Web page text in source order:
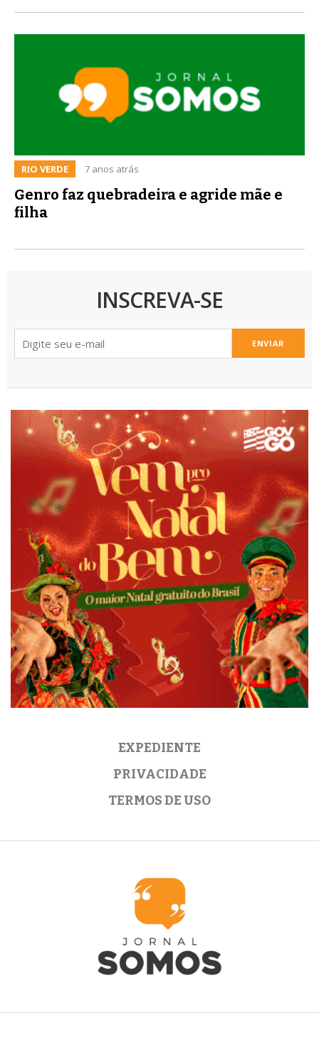
RIO VERDE 7 anos atrás
Genro faz quebradeira e agride mãe e
filha
INSCREVA-SE
ENVIAR
EXPEDIENTE
PRIVACIDADE
TERMOS DE USO